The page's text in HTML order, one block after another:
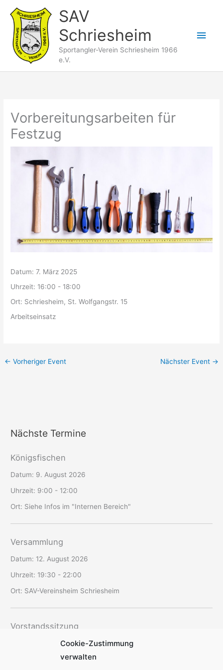
Cookie-Zustimmung
verwalten
Inhalt
springen
SAV
Schriesheim
Sportangler-Verein Schriesheim 1966
e.V.
Vorbereitungsarbeiten für
Festzug
Datum:7. März 2025
Uhrzeit: 16:00 - 18:00
Ort: Schriesheim, St. Wolfgangstr. 15
Arbeitseinsatz
← Vorheriger Event Nächster Event →
Nächste Termine
Königsfischen
Datum: 9. August 2026
Uhrzeit: 9:00 - 12:00
Ort: Siehe Infos im "Internen Bereich"
Versammlung
Datum: 12. August 2026
Uhrzeit: 19:30 - 22:00
Ort: SAV-Vereinsheim Schriesheim
Vorstandssitzung
20. August 2026
19:00 - 22:30